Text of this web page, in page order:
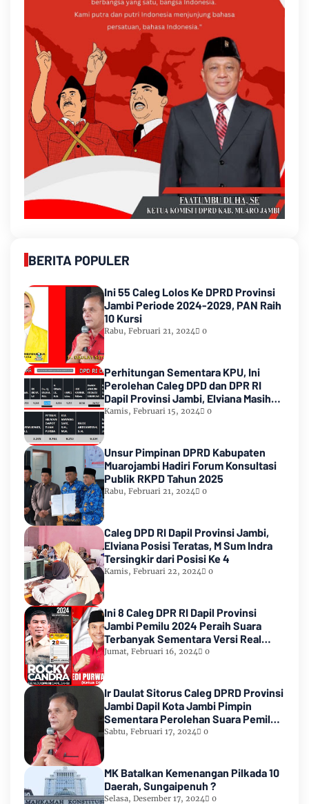
BERITA POPULER
Ini 55 Caleg Lolos Ke DPRD Provinsi
Jambi Periode 2024-2029, PAN Raih
10 Kursi
Rabu, Februari 21, 2024 0
Perhitungan Sementara KPU, Ini
Perolehan Caleg DPD dan DPR RI
Dapil Provinsi Jambi, Elviana Masih
Urutan Kedua Teratas
Kamis, Februari 15, 2024 0
Unsur Pimpinan DPRD Kabupaten
Muarojambi Hadiri Forum Konsultasi
Publik RKPD Tahun 2025
Rabu, Februari 21, 2024 0
Caleg DPD RI Dapil Provinsi Jambi,
Elviana Posisi Teratas, M Sum Indra
Tersingkir dari Posisi Ke 4
Kamis, Februari 22, 2024 0
Ini 8 Caleg DPR RI Dapil Provinsi
Jambi Pemilu 2024 Peraih Suara
Terbanyak Sementara Versi Real
Count KPU RI
Jumat, Februari 16, 2024 0
Ir Daulat Sitorus Caleg DPRD Provinsi
Jambi Dapil Kota Jambi Pimpin
Sementara Perolehan Suara Pemilu
2024
Sabtu, Februari 17, 2024 0
MK Batalkan Kemenangan Pilkada 10
Daerah, Sungaipenuh ?
Selasa, Desember 17, 2024 0